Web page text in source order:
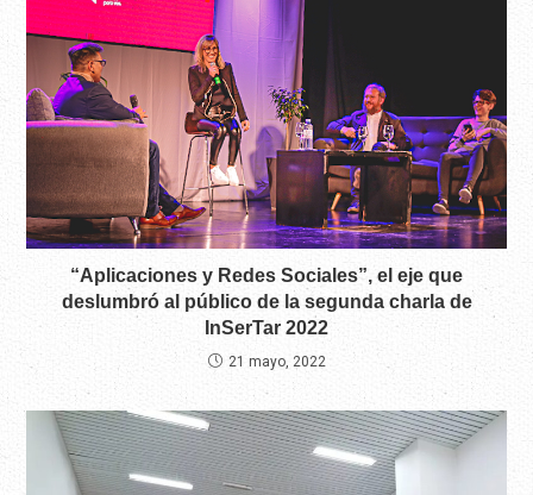
“Aplicaciones y Redes Sociales”, el eje que
deslumbró al público de la segunda charla de
InSerTar 2022
21 mayo, 2022